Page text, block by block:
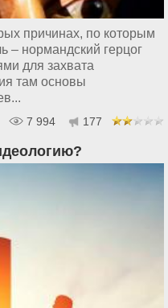
причинах, по которым
– нормандский герцог
для захвата
там основы
7 994 177